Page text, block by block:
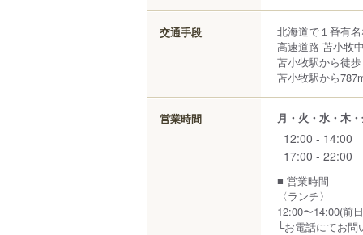
交通手段
北海道で１番有
高速道路 苫小牧
苫小牧駅から徒
苫小牧駅から
営業時間 月・火・水・木
12:00 - 14:00
17:00 - 22:00
■ 営業時間
〈ランチ〉
12:00〜14:00(前
└お電話にてお問